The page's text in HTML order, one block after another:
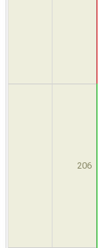
206